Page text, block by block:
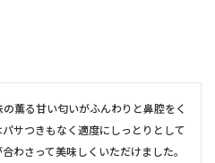
薫る甘い匂いがふんわりと鼻腔をく
サつきもなく適度にしっとりとして
わさって美味しくいただけました。